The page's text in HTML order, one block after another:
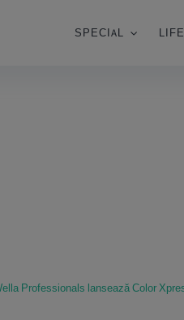
SPECIAL LIFE
Professionals lansează Color